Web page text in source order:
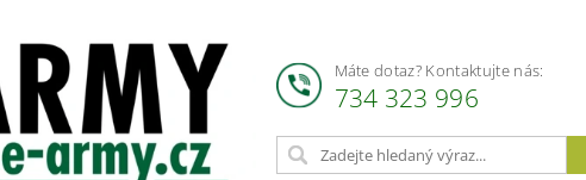
Máte dotaz? Kontaktujte nás:
734 323 996